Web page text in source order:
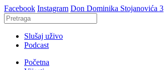
Facebook Instagram Don Dominika Stojanovića 3
Slušaj uživo
Podcast
Početna